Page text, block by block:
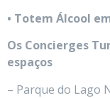
• Totem Álcool
Os Concierges
espaços
– Parque do Lago